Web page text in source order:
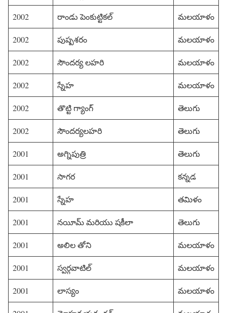
2002 రాండు పెంకుట్టికల్ మలయాళం
2002 పుష్పశరం మలయాళం
2002 సౌందర్య లహరి మలయాళం
2002 స్నేహ మలయాళం
2002 తొట్టి గ్యాంగ్ తెలుగు
2002 సౌందర్యలహరి తెలుగు
2001 అగ్నిపుత్రి తెలుగు
2001 సాగర కన్నడ
2001 స్నేహ తమిళం
2001 నయీమ్ మరియు షకీలా తెలుగు
2001 అలిల తోని మలయాళం
2001 స్వర్గవాటిల్ మలయాళం
2001 లాస్యం మలయాళం